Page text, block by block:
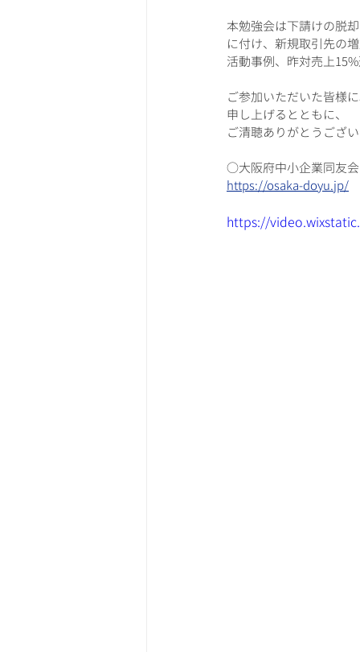
本勉強会は下請けの脱
に付け、新規取引先の
活動事例、昨対売上
ご参加いただいた皆様
申し上げるとともに、
ご清聴ありがとうござ
○大阪府中小企業同友会
https://osaka-doyu.jp/
https://